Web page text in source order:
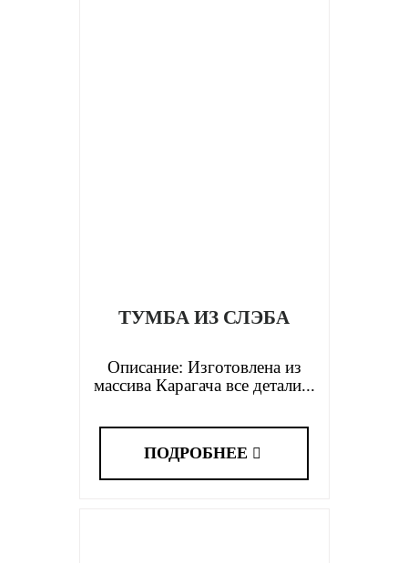
ТУМБА ИЗ СЛЭБА
Описание: Изготовлена из
массива Карагача все детали...
ПОДРОБНЕЕ